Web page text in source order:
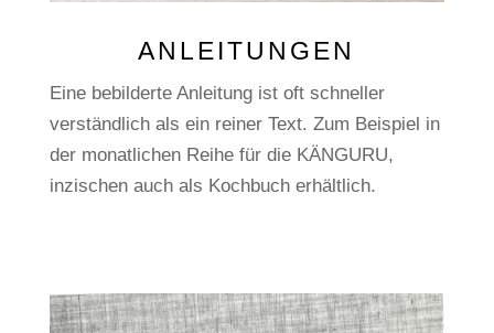
ANLEITUNGEN
Eine bebilderte Anleitung ist oft schneller
verständlich als ein reiner Text. Zum Beispiel in
der monatlichen Reihe für die KÄNGURU,
inzischen auch als Kochbuch erhältlich.